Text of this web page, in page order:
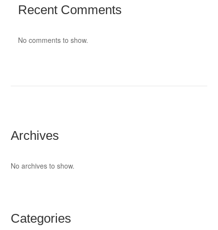
Recent Comments
No comments to show.
Archives
No archives to show.
Categories